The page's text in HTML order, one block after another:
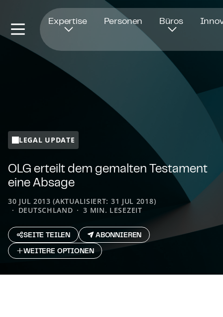
Expertise Personen Büros
LEGAL UPDATE
OLG erteilt dem gemalten Testament
eine Absage
30 JUL 2013 (AKTUALISIERT: 31 JUL 2018)
DEUTSCHLAND
3 MIN. LESEZEIT
SEITE TEILEN
ABONNIEREN
WEITERE OPTIONEN
Öffnet in einem neuen Fenster